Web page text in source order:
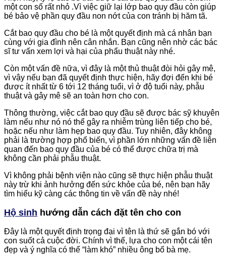
một con số rất nhỏ .Vì việc giữ lại lớp bao quy đầu còn giúp
bé bảo vệ phần quy đầu non nớt của con tránh bị hăm tã.
Cắt bao quy đầu cho bé là một quyết định mà cá nhân bạn
cùng với gia đình nên cân nhắn. Bạn cũng nên nhờ các bác
sĩ tư vấn xem lợi và hại của phẩu thuật này nhé.
Còn một vấn đề nữa, vì đây là một thủ thuật đòi hỏi gây mê,
vì vậy nếu bạn đã quyết định thực hiện, hãy đợi đến khi bé
được ít nhất từ 6 tới 12 tháng tuổi, vì ở độ tuổi này, phẫu
thuật và gây mê sẽ an toàn hơn cho con.
Thông thường, việc cắt bao quy đầu sẽ được bác sỹ khuyên
làm nếu như nó nó thể gây ra nhiễm trùng liên tiếp cho bé,
hoặc nếu như làm hẹp bao quy đầu. Tuy nhiên, đây không
phải là trường hợp phổ biến, vì phần lớn những vấn đề liên
quan đến bao quy đầu của bé có thể được chữa trị mà
không cần phải phẫu thuật.
Vì không phải bệnh viện nào cũng sẽ thực hiện phẫu thuật
này trừ khi ảnh hưởng đến sức khỏe của bé, nên bạn hãy
tìm hiểu kỹ càng các thông tin về vấn đề này nhé!
Hộ sinh hướng dẫn cách đặt tên cho con
Đây là một quyết định trọng đại vì tên là thứ sẽ gắn bó với
con suốt cả cuộc đời. Chính vì thế, lựa cho con một cái tên
đẹp và ý nghĩa có thể “làm khó” nhiều ông bố bà mẹ.